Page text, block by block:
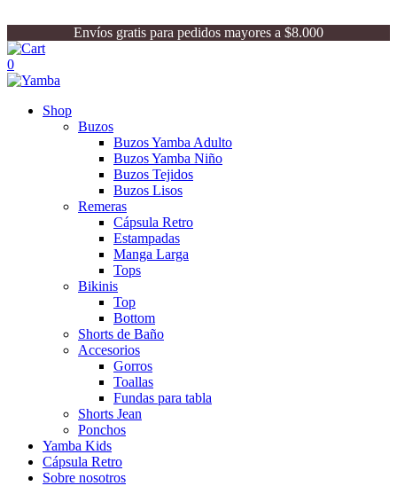
Envíos gratis para pedidos mayores a $8.000
0
Shop
Buzos
Buzos Yamba Adulto
Buzos Yamba Niño
Buzos Tejidos
Buzos Lisos
Remeras
Cápsula Retro
Estampadas
Manga Larga
Tops
Bikinis
Top
Bottom
Shorts de Baño
Accesorios
Gorros
Toallas
Fundas para tabla
Shorts Jean
Ponchos
Yamba Kids
Cápsula Retro
Sobre nosotros